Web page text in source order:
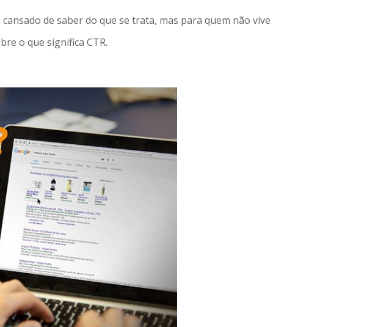
cansado de saber do que se trata, mas para quem não vive
o que significa CTR.